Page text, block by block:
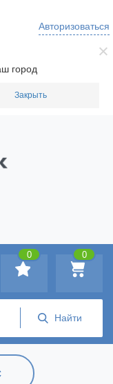
город
Закрыть
Авторизоваться
0
0